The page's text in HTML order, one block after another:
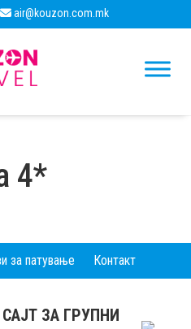
air@kouzon.com.mk
4*
за патување Контакт
ЗА ГРУПНИ